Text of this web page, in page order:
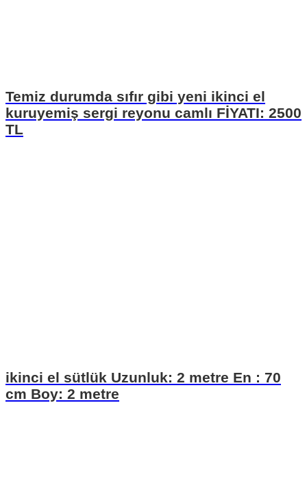
Temiz durumda sıfır gibi yeni ikinci el
kuruyemiş sergi reyonu camlı FİYATI: 2500
TL
ikinci el sütlük Uzunluk: 2 metre En : 70
cm Boy: 2 metre